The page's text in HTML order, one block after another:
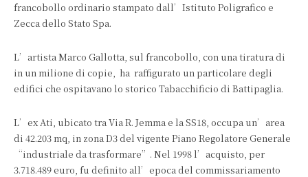
francobollo ordinario stampato dall’Istituto Poligrafico e
Zecca dello Stato Spa.
L’artista Marco Gallotta, sul francobollo, con una tiratura di
in un milione di copie, ha raffigurato un particolare degli
edifici che ospitavano lo storico Tabacchificio di Battipaglia.
L’ex Ati, ubicato tra Via R. Jemma e la SS18, occupa un’area
di 42.203 mq, in zona D3 del vigente Piano Regolatore Generale
“industriale da trasformare”. Nel 1998 l’acquisto, per
3.718.489 euro, fu definito all’epoca del commissariamento